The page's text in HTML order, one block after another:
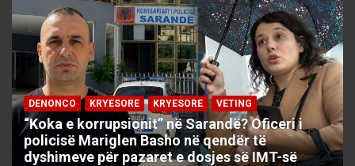
DENONCO KRYESORE KRYESORE VETING
“Koka e korrupsionit” në Sarandë? Oficeri i
policisë Mariglen Basho në qendër të
dyshimeve për pazaret e dosjes së IMT-së